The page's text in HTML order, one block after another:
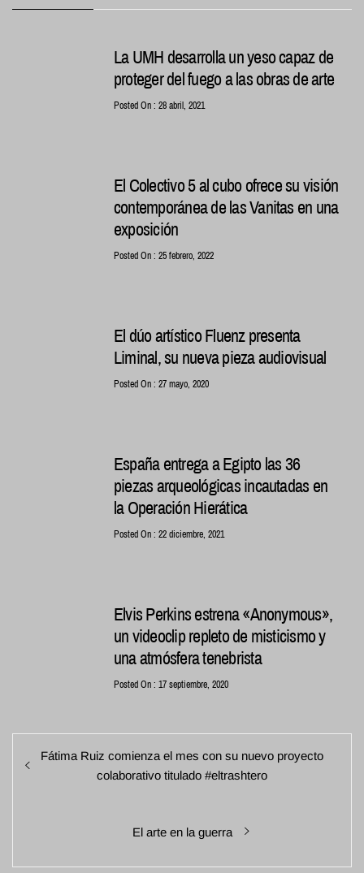
La UMH desarrolla un yeso capaz de
proteger del fuego a las obras de arte
Posted On : 28 abril, 2021
El Colectivo 5 al cubo ofrece su visión
contemporánea de las Vanitas en una
exposición
Posted On : 25 febrero, 2022
El dúo artístico Fluenz presenta
Liminal, su nueva pieza audiovisual
Posted On : 27 mayo, 2020
España entrega a Egipto las 36
piezas arqueológicas incautadas en
la Operación Hierática
Posted On : 22 diciembre, 2021
Elvis Perkins estrena «Anonymous»,
un videoclip repleto de misticismo y
una atmósfera tenebrista
Posted On : 17 septiembre, 2020
Navegación
de
Entrada
Fátima Ruiz comienza el mes con su nuevo proyecto
colaborativo titulado #eltrashtero
Entrada
El arte en la guerra